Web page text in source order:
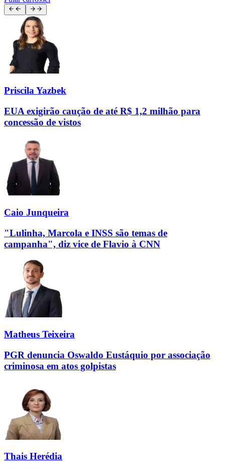
Priscila Yazbek
EUA exigirão caução de até R$ 1,2 milhão para
concessão de vistos
Caio Junqueira
"Lulinha, Marcola e INSS são temas de
campanha", diz vice de Flavio à CNN
Matheus Teixeira
PGR denuncia Oswaldo Eustáquio por associação
criminosa em atos golpistas
Thais Herédia